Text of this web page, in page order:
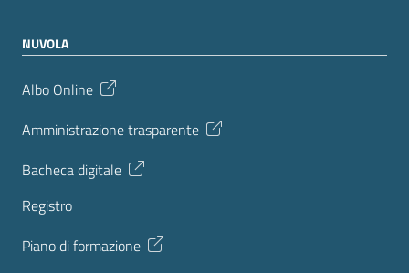
NUVOLA
Albo Online
Amministrazione trasparente
Bacheca digitale
Registro
Piano di formazione